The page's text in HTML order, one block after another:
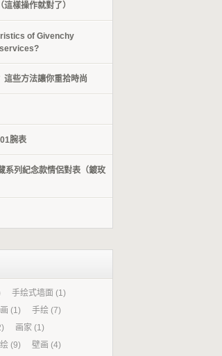
樣操作就對了）
of Givenchy
這些方法讓你重拾時尚
腕表
系列紀念款情侶對表（鍍玫
手绘式墙面 (1)
(1) 手绘 (7)
画家 (1)
(9) 壁画 (4)